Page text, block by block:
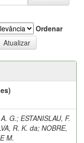
Ordenar
G.; ESTANISLAU, F.
R. K. da; NOBRE,
M.